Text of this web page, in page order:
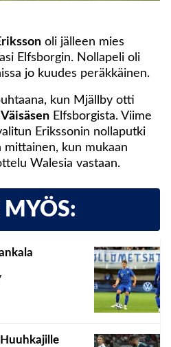
oli jälleen mies
Elfsborgin. Nollapeli oli
jo kuudes peräkkäinen.
kun Mjällby otti
Väisäsen Elfsborgista. Viime
Erikssonin nollaputki
kun mukaan
Walesia vastaan.
MYÖS: